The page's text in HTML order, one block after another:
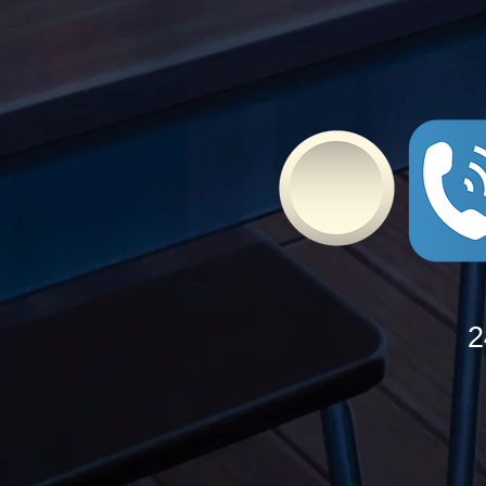
To Ε.Ε.Ε.ΕΚ. Ν. ΕΥΒΟΙΑΣ
Τώρα" όλα τα σχολεία της
Ελλάδας ενώνουν τις
δυνάμεις τους ενάντια στο
Bullying